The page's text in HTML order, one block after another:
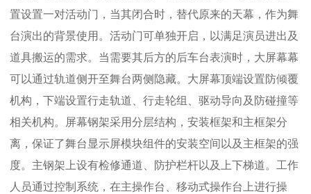
置设置一对活动门，当其闭合时，替代原来的天幕，作为舞
台演出的背景使用。活动门可单独开启，以满足演员进出及
道具搬运的需求。当需要其后方的后车台表演时，大屏幕幕
可以通过轨道侧开至舞台两侧隐藏。大屏幕顶端设置防倾覆
机构，下端设置行走轨道、行走轮组、驱动导向及防碰撞等
相关机构。屏幕钢架采用分层结构，安装框架和主框架分
离，保证了舞台显示屏模块组件的安装空间以及主框架的强
度。主钢架上设有检修通道、防护栏杆以及上下梯道。工作
人员通过控制系统，在主操作台、移动式操作台上进行操